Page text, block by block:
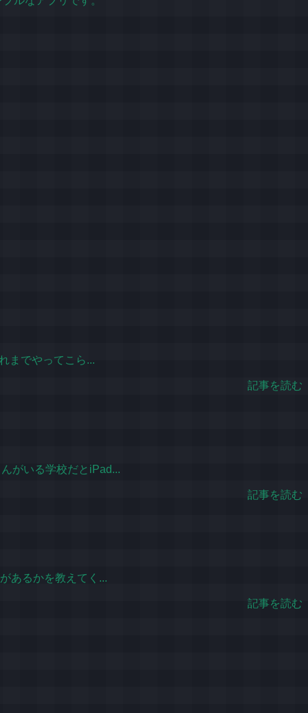
までやってこら...
記事を読む
がいる学校だとiPad...
記事を読む
あるかを教えてく...
記事を読む